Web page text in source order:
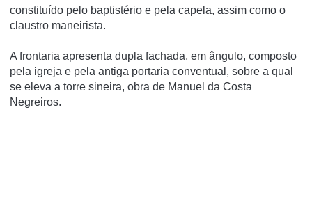
constituído pelo baptistério e pela capela, assim como o
claustro maneirista.
A frontaria apresenta dupla fachada, em ângulo, composto
pela igreja e pela antiga portaria conventual, sobre a qual
se eleva a torre sineira, obra de Manuel da Costa
Negreiros.